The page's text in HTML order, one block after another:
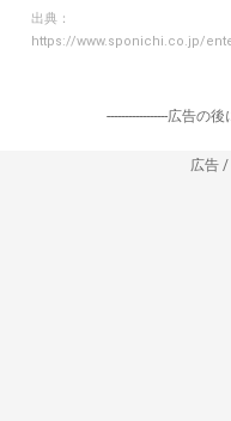
出典：
https://www.sponichi.co.jp/
-----------------広告の
広告 /